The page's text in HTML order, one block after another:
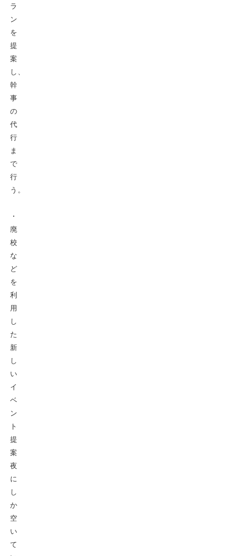
ラ
ン
を
提
案
し、
幹
事
の
代
行
ま
で
行
う。
・
廃
校
な
ど
を
利
用
し
た
新
し
い
イ
ベ
ン
ト
提
案
夜
に
し
か
空
い
て